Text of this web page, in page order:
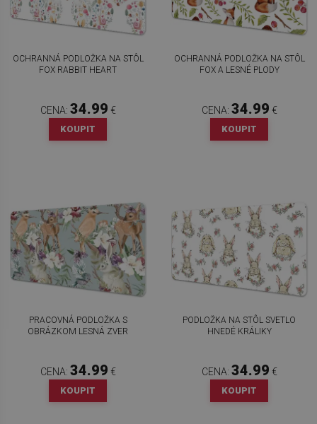
OCHRANNÁ PODLOŽKA NA STÔL
FOX RABBIT HEART
CENA: 34.99 €
KOUPIT
OCHRANNÁ PODLOŽKA NA STÔL
FOX A LESNÉ PLODY
CENA: 34.99 €
KOUPIT
PRACOVNÁ PODLOŽKA S
OBRÁZKOM LESNÁ ZVER
CENA: 34.99 €
KOUPIT
PODLOŽKA NA STÔL SVETLO
HNEDÉ KRÁLIKY
CENA: 34.99 €
KOUPIT